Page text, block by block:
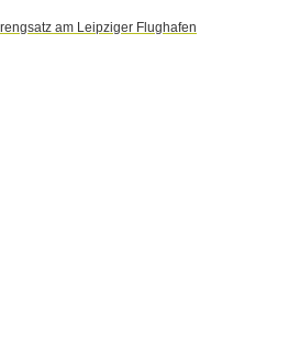
am Leipziger Flughafen